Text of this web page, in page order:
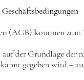
(AGB) kommen
der Grundlage der
gegeben wird –